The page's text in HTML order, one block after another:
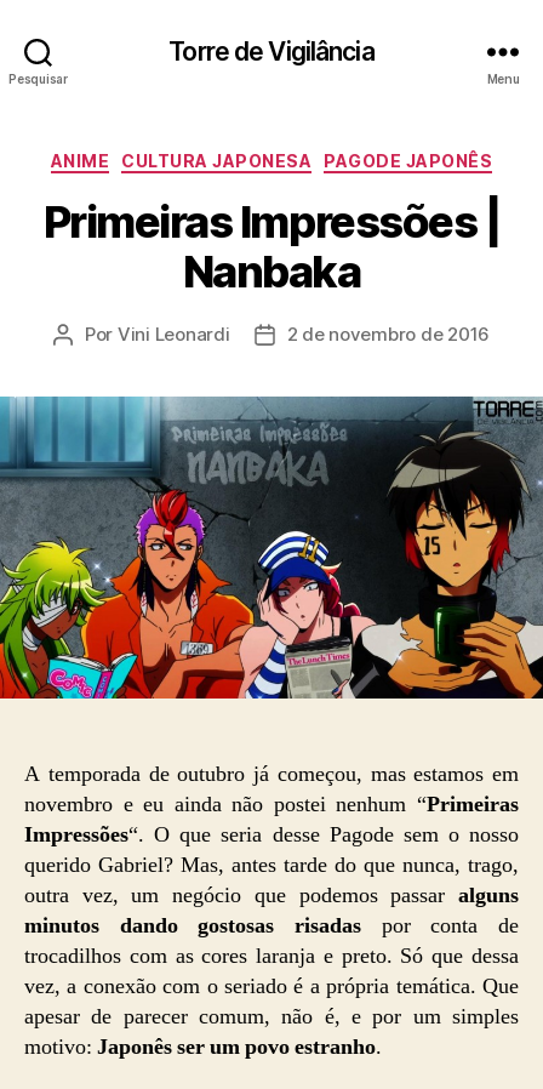
Pesquisar
Torre de Vigilância
Menu
Categorias
ANIME CULTURA JAPONESA PAGODE JAPONÊS
Primeiras Impressões |
Nanbaka
Autor
Por Vini Leonardi
Data2 de novembro de 2016
A temporada de outubro já começou, mas estamos em
novembro e eu ainda não postei nenhum “Primeiras
Impressões“. O que seria desse Pagode sem o nosso
querido Gabriel? Mas, antes tarde do que nunca, trago,
outra vez, um negócio que podemos passar alguns
minutos dando gostosas risadas por conta de
trocadilhos com as cores laranja e preto. Só que dessa
vez, a conexão com o seriado é a própria temática. Que
apesar de parecer comum, não é, e por um simples
motivo: Japonês ser um povo estranho.